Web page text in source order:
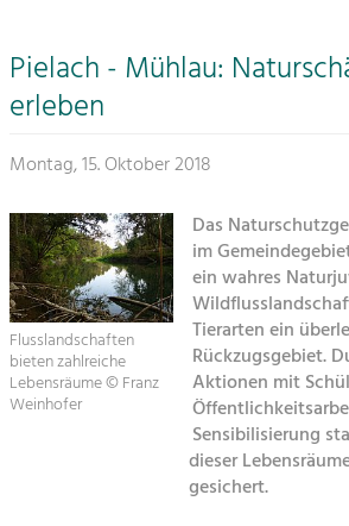
Mein Projekt
Suche
Impressum
Sitemap
Kontakt
Baukultur
Siedlungswesen.
Land- & Forstwirtschaft
Kulturlandschaft.
Tourismus
Angebotsentwicklung und
Positionierung.
Kunst & Kultur
Handwerk, Wissenschaft und Forschung.
Soziales, Bildung &
Pielach - Mühlau:
erleben
Montag, 15. Oktober 2018
Flusslandschaften
bieten zahlreiche
Lebensräume © Franz
Weinhofer
Das
im
ein wahres
Tierarten ein
Rückzugsgebiet.
Aktionen mit
Sensibilisierung
dieser
gesichert.